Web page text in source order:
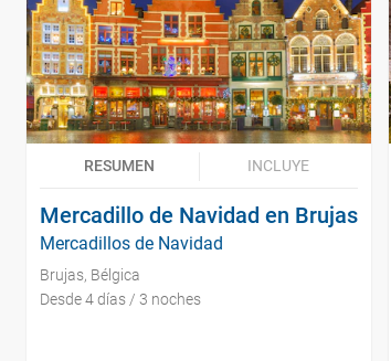
RESUMEN INCLUYE
Mercadillo de Navidad en Brujas
Mercadillos de Navidad
Brujas, Bélgica
Desde 4 días / 3 noches